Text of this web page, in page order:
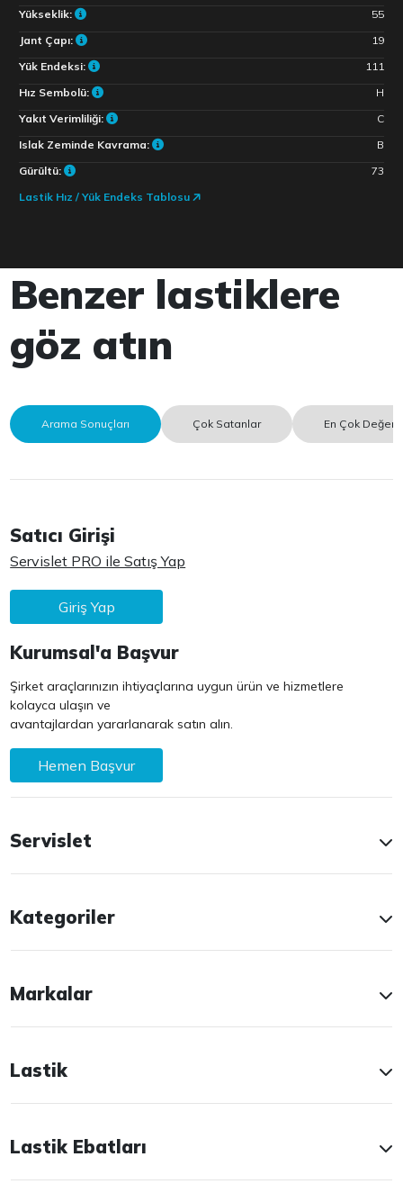
Yükseklik:
55
Jant Çapı:
19
Yük Endeksi:
111
Hız Sembolü:
H
Yakıt Verimliliği:
C
Islak Zeminde Kavrama:
B
Gürültü:
73
Lastik Hız / Yük Endeks Tablosu
Benzer lastiklere
göz atın
Arama Sonuçları Çok Satanlar En Çok
Satıcı Girişi
Servislet PRO ile Satış Yap
Giriş Yap
Kurumsal'a Başvur
Şirket araçlarınızın ihtiyaçlarına uygun ürün ve hizmetlere
kolayca ulaşın ve
avantajlardan yararlanarak satın alın.
Hemen Başvur
Servislet
Kategoriler
Markalar
Lastik
Lastik Ebatları